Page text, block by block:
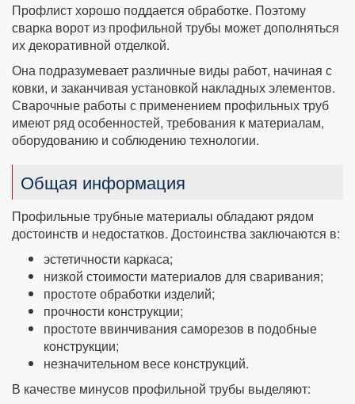
Профлист хорошо поддается обработке. Поэтому
сварка ворот из профильной трубы может дополняться
их декоративной отделкой.
Она подразумевает различные виды работ, начиная с
ковки, и заканчивая установкой накладных элементов.
Сварочные работы с применением профильных труб
имеют ряд особенностей, требования к материалам,
оборудованию и соблюдению технологии.
Общая информация
Профильные трубные материалы обладают рядом
достоинств и недостатков. Достоинства заключаются в:
эстетичности каркаса;
низкой стоимости материалов для сваривания;
простоте обработки изделий;
прочности конструкции;
простоте ввинчивания саморезов в подобные
конструкции;
незначительном весе конструкций.
В качестве минусов профильной трубы выделяют: